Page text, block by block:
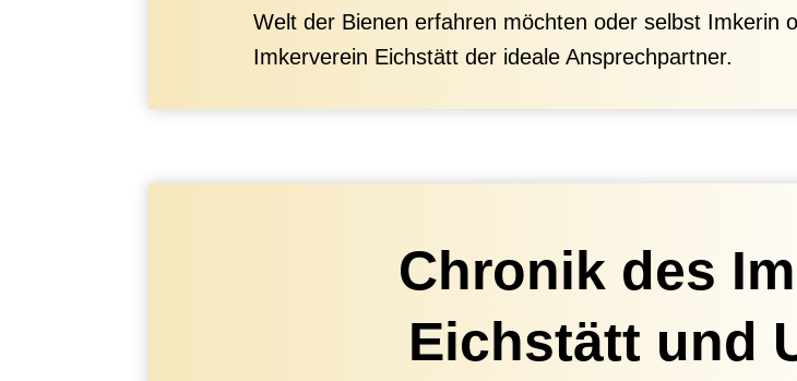
Welt der Bienen erfahren möchten oder selbst Imkerin
Imkerverein Eichstätt der ideale Ansprechpartner.
Chronik des
Eichstätt und